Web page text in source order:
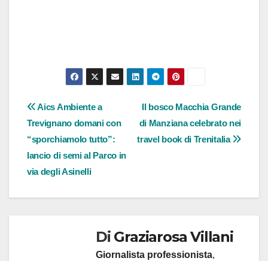
Navigazione
articoli
Il bosco Macchia Grande
di Manziana celebrato nei
travel book di Trenitalia
Aics Ambiente a
Trevignano domani con
“sporchiamolo tutto”:
lancio di semi al Parco in
via degli Asinelli
Di Graziarosa Villani
Giornalista professionista,